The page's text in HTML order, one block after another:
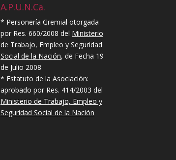
A.P.U.N.Ca.
* Personería Gremial otorgada
por Res. 660/2008 del Ministerio
de Trabajo, Empleo y Seguridad
Social de la Nación, de Fecha 19
de Julio 2008
* Estatuto de la Asociación:
aprobado por Res. 414/2003 del
Ministerio de Trabajo, Empleo y
Seguridad Social de la Nación